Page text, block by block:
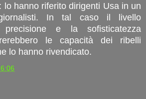
lo hanno riferito dirigenti Usa in un
In tal caso il livello
precisione e la sofisticatezza
le capacità dei ribelli
lo hanno rivendicato.